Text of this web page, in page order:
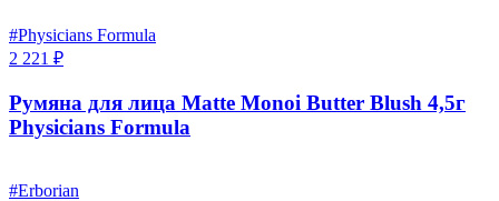
#Physicians Formula
2 221 ₽
Румяна для лица Matte Monoi Butter Blush 4,5г
Physicians Formula
#Erborian